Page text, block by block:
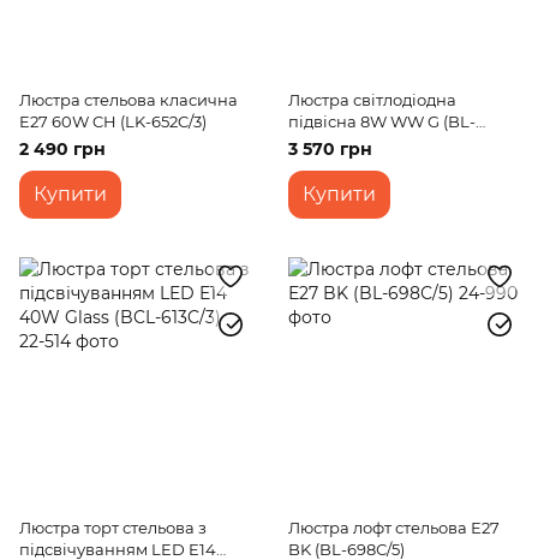
Люстра стельова класична
E27 60W CH (LK-652C/3)
2 490 грн
Купити
Люстра світлодіодна
підвісна 8W WW G (BL-
691S/1)
3 570 грн
Купити
Люстра торт стельова з
підсвічуванням LED E14
Люстра лофт стельова Е27
BK (BL-698С/5)